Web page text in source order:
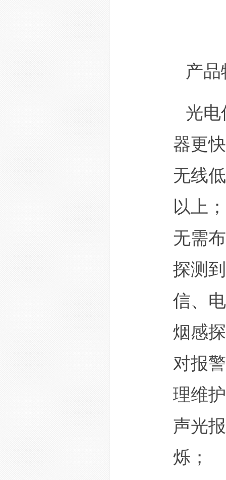
产
光电
器更
无线
以上；
无需
探测
信、
烟感
对报
理维
声光
烁；